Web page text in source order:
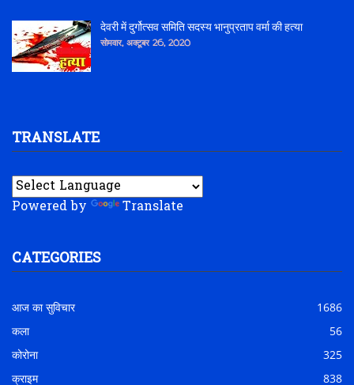
देवरी में दुर्गोत्सव समिति सदस्य भानुप्रताप वर्मा की हत्या
सोमवार, अक्टूबर 26, 2020
TRANSLATE
Powered by Translate
CATEGORIES
आज का सुविचार
1686
कला
56
कोरोना
325
क्राइम
838